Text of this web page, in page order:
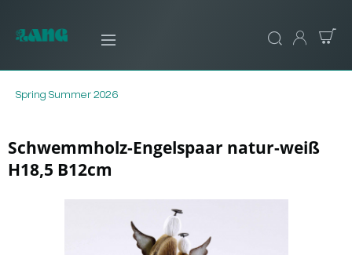
Spring Summer 2026
Schwemmholz-Engelspaar natur-weiß
H18,5 B12cm